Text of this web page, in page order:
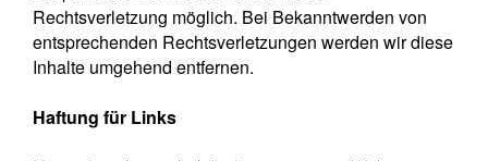
Rechtsverletzung möglich. Bei Bekanntwerden von
entsprechenden Rechtsverletzungen werden wir diese
Inhalte umgehend entfernen.
Haftung für Links